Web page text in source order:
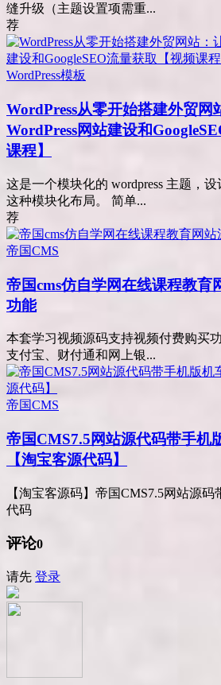
缝升级（主题设置项需重...
荐
WordPress模板
WordPress从零开始搭建外贸网
WordPress网站建设和
课程】
这是一个模块化的 wordpress 主题，
这种模块化布局。 简单...
荐
帝国CMS
帝国cms仿自学网在线课程教育
功能
本套学习视频源码支持视频付费购买
支付宝、财付通和网上银...
帝国CMS
帝国CMS7.5网站源代码带手机
【淘宝客源代码】
【淘宝客源码】帝国CMS7.5网站源
代码
评论0
请先 登录